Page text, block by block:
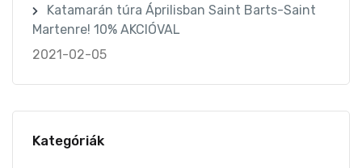
Katamarán túra Áprilisban Saint Barts-Saint
Martenre! 10% AKCIÓVAL
2021-02-05
Kategóriák